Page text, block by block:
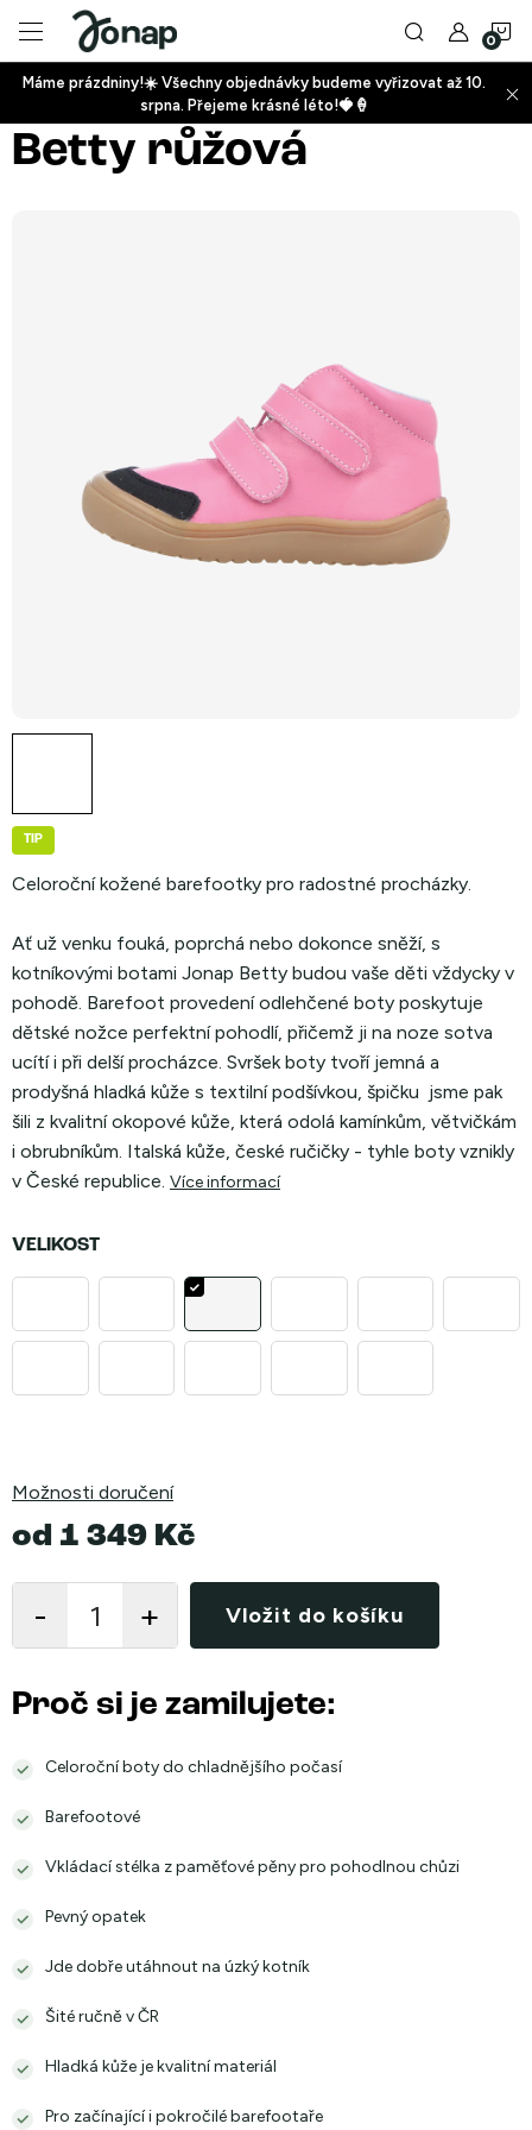
obsah
+
Máme prázdniny!☀️ Všechny objednávky budeme vyřizovat až 10.
srpna. Přejeme krásné léto!🍓🍦
Betty růžová
TIP
Celoroční kožené barefootky pro radostné procházky.
Ať už venku fouká, poprchá nebo dokonce sněží, s
kotníkovými botami Jonap Betty budou vaše děti vždycky v
pohodě. Barefoot provedení odlehčené boty poskytuje
dětské nožce perfektní pohodlí, přičemž ji na noze sotva
ucítí i při delší procházce. Svršek boty tvoří jemná a
prodyšná hladká kůže s textilní podšívkou, špičku jsme pak
šili z kvalitní okopové kůže, která odolá kamínkům, větvičkám
i obrubníkům. Italská kůže, české ručičky - tyhle boty vznikly
v České republice. Více informací
VELIKOST
Možnosti doručení
od 1 349 Kč
cena:
Vložit do košíku
Proč si je zamilujete:
Celoroční boty do chladnějšího počasí
Barefootové
Vkládací stélka z paměťové pěny pro pohodlnou chůzi
Pevný opatek
Jde dobře utáhnout na úzký kotník
Šité ručně v ČR
Hladká kůže je kvalitní materiál
Pro začínající i pokročilé barefootaře